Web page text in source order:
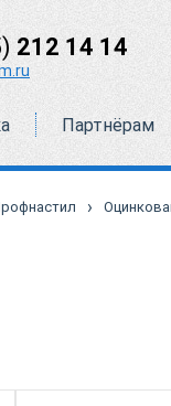
212 14 14
Партнёрам
›